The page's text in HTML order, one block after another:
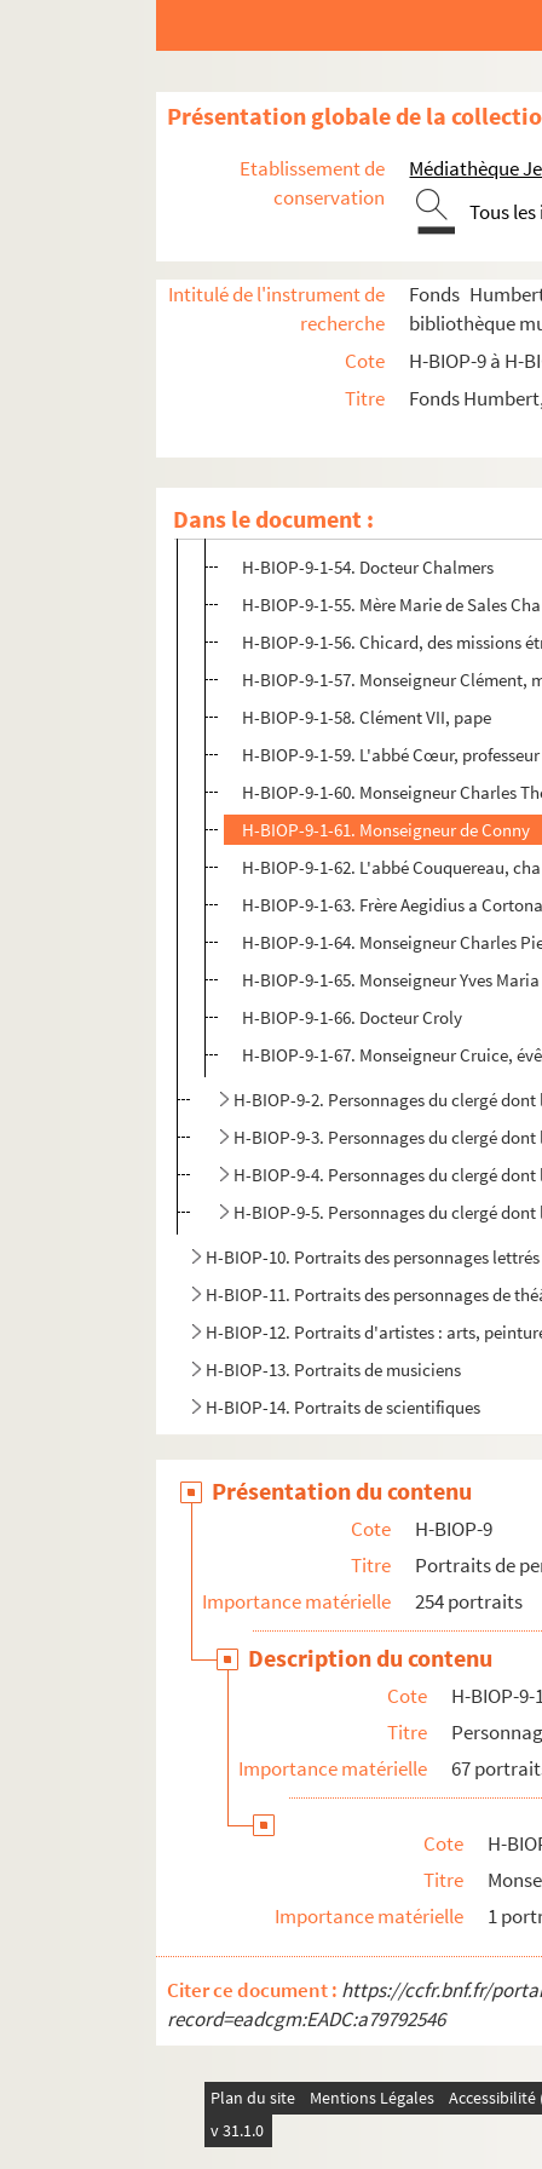
Présentation globale de la
Etablissement de
conservation
Médiathèque
Tous
Intitulé de l'instrument de
recherche
Fonds
bibliothèque
Cote
H-BIOP-9 à H-
Titre
Fonds
Dans le document :
H-BIOP-9-1-42. monseigneur de
H-BIOP-9-1-44. Carlis, archevêque de
H-BIOP-9-1-45. Monseigneur Casanelli
H-BIOP-9-1-46. Monseigneur Casanelli
H-BIOP-9-1-47. Monseigneur Clovis
H-BIOP-9-1-48. Monseigneur Clovis
H-BIOP-9-1-50. Louis Marie Joseph
H-BIOP-9-1-51. Johann Baptist Cazet
H-BIOP-9-1-52. Le Père de la Chaise
H-BIOP-9-1-53. Docteur Chalmers
H-BIOP-9-1-54. Docteur Chalmers
H-BIOP-9-1-55. Mère Marie de Sales
H-BIOP-9-1-56. Chicard, des missions
H-BIOP-9-1-57. Monseigneur
H-BIOP-9-1-58. Clément VII, pape
H-BIOP-9-1-59. L'abbé Cœur,
H-BIOP-9-1-60. Monseigneur Charles
H-BIOP-9-1-61. Monseigneur de Conny
H-BIOP-9-1-62. L'abbé Couquereau,
H-BIOP-9-1-63. Frère Aegidius a
H-BIOP-9-1-64. Monseigneur Charles
H-BIOP-9-1-65. Monseigneur Yves
H-BIOP-9-1-66. Docteur Croly
H-BIOP-9-1-67. Monseigneur Cruice,
H-BIOP-9-2. Personnages du clergé dont
H-BIOP-9-3. Personnages du clergé
H-BIOP-9-4. Personnages du clergé
H-BIOP-9-5. Personnages du clergé dont
H-BIOP-10. Portraits des personnages lettrés
H-BIOP-11. Portraits des personnages de
H-BIOP-12. Portraits d'artistes : arts,
H-BIOP-13. Portraits de musiciens
H-BIOP-14. Portraits de scientifiques
Présentation du contenu
Cote
H-BIOP-9
Titre
Portraits de
Importance matérielle
254 portraits
Description du contenu
Cote
H-BIOP-9-
Titre
Importance matérielle
67
Cote
H-
Titre
Importance matérielle
1
Citer ce document : https://ccfr.bnf.fr/
record=eadcgm:EADC:a79792546
Plan du site Mentions Légales
v 31.1.0